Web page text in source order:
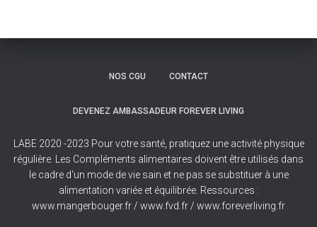
NOS CGU CONTACT
DEVENEZ AMBASSADEUR FOREVER LIVING
LABE 2020 -2023 Pour votre santé, pratiquez une activité physique
régulière. Les Compléments alimentaires doivent être utilisés dans
le cadre d'un mode de vie sain et ne pas se substituer à une
alimentation variée et équilibrée. Ressources :
www.mangerbouger.fr / www.fvd.fr / www.foreverliving.fr